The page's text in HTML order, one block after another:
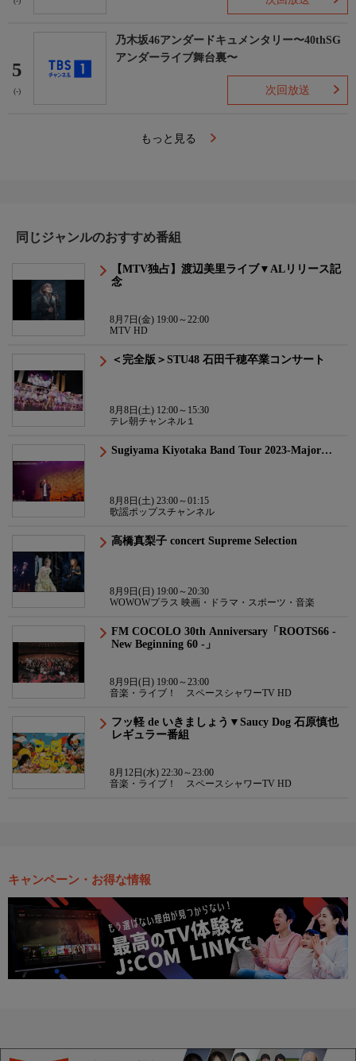
5
(-)
乃木坂46アンダードキュメンタリー〜40thSG
アンダーライブ舞台裏〜
次回放送
もっと見る
同じジャンルのおすすめ番組
【MTV独占】渡辺美里ライブ▼ALリリース記
念
8月7日(金) 19:00～22:00
MTV HD
＜完全版＞STU48 石田千穂卒業コンサート
8月8日(土) 12:00～15:30
テレ朝チャンネル１
Sugiyama Kiyotaka Band Tour 2023-Major…
8月8日(土) 23:00～01:15
歌謡ポップスチャンネル
高橋真梨子 concert Supreme Selection
8月9日(日) 19:00～20:30
WOWOWプラス 映画・ドラマ・スポーツ・音楽
FM COCOLO 30th Anniversary「ROOTS66 -
New Beginning 60 -」
8月9日(日) 19:00～23:00
音楽・ライブ！ スペースシャワーTV HD
フッ軽 de いきましょう▼Saucy Dog 石原慎也
レギュラー番組
8月12日(水) 22:30～23:00
音楽・ライブ！ スペースシャワーTV HD
キャンペーン・お得な情報